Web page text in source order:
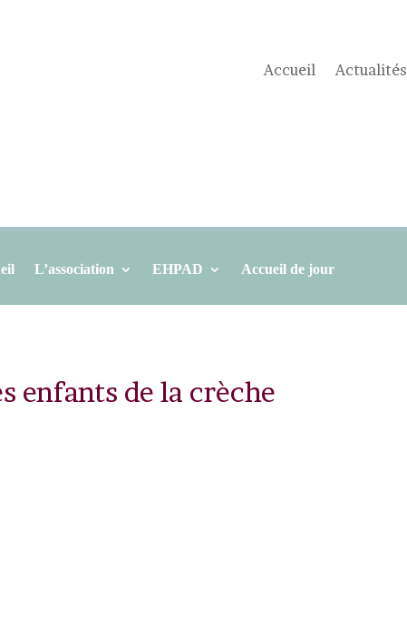
Accueil Actualités
L’association EHPAD Accueil de jour
enfants de la crèche